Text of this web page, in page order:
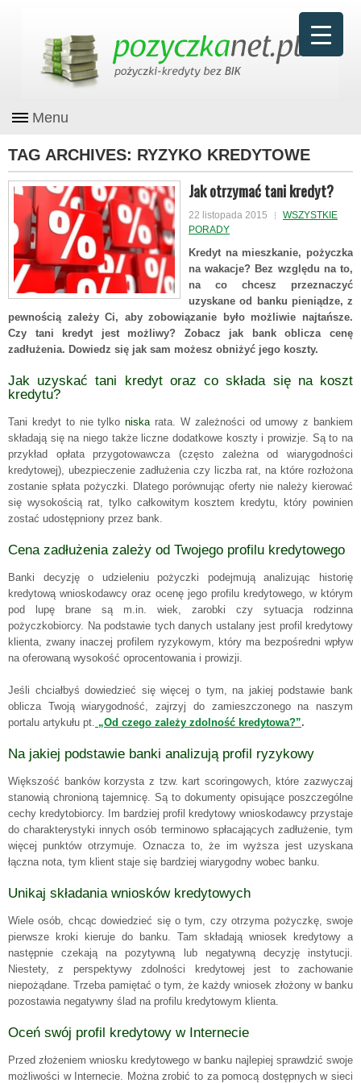
Menu
TAG ARCHIVES: RYZYKO KREDYTOWE
Jak otrzymać tani kredyt?
22 listopada 2015
WSZYSTKIE
PORADY
Kredyt na mieszkanie, pożyczka
na wakacje? Bez względu na to,
na co chcesz przeznaczyć
uzyskane od banku pieniądze, z
pewnością zależy Ci, aby zobowiązanie było możliwie najtańsze.
Czy tani kredyt jest możliwy? Zobacz jak bank oblicza cenę
zadłużenia. Dowiedz się jak sam możesz obniżyć jego koszty.
Jak uzyskać tani kredyt oraz co składa się na koszt
kredytu?
Tani kredyt to nie tylkoniskarata. W zależności od umowy z bankiem
składają się na niego także liczne dodatkowe koszty i prowizje. Są to na
przykład opłata przygotowawcza (często zależna od wiarygodności
kredytowej), ubezpieczenie zadłużenia czy liczba rat, na które rozłożona
zostanie spłata pożyczki. Dlatego porównując oferty nie należy kierować
się wysokością rat, tylko całkowitym kosztem kredytu, który powinien
zostać udostępniony przez bank.
Cena zadłużenia zależy od Twojego profilu kredytowego
Banki decyzję o udzieleniu pożyczki podejmują analizując historię
kredytową wnioskodawcy oraz ocenę jego profilu kredytowego, w którym
pod lupę brane są m.in. wiek, zarobki czy sytuacja rodzinna
pożyczkobiorcy. Na podstawie tych danych ustalany jest profil kredytowy
klienta, zwany inaczej profilem ryzykowym, który ma bezpośredni wpływ
na oferowaną wysokość oprocentowania i prowizji.
Jeśli chciałbyś dowiedzieć się więcej o tym, na jakiej podstawie bank
oblicza Twoją wiarygodność, zajrzyj do zamieszczonego na naszym
portalu artykułu pt. „Od czego zależy zdolność kredytowa?”.
Na jakiej podstawie banki analizują profil ryzykowy
Większość banków korzysta z tzw. kart scoringowych, które zazwyczaj
stanowią chronioną tajemnicę. Są to dokumenty opisujące poszczególne
cechy kredytobiorcy. Im bardziej profil kredytowy wnioskodawcy przystaje
do charakterystyki innych osób terminowo spłacających zadłużenie, tym
więcej punktów otrzymuje. Oznacza to, że im wyższa jest uzyskana
łączna nota, tym klient staje się bardziej wiarygodny wobec banku.
Unikaj składania wniosków kredytowych
Wiele osób, chcąc dowiedzieć się o tym, czy otrzyma pożyczkę, swoje
pierwsze kroki kieruje do banku. Tam składają wniosek kredytowy a
następnie czekają na pozytywną lub negatywną decyzję instytucji.
Niestety, z perspektywy zdolności kredytowej jest to zachowanie
niepożądane. Trzeba pamiętać o tym, że każdy wniosek złożony w banku
pozostawia negatywny ślad na profilu kredytowym klienta.
Oceń swój profil kredytowy w Internecie
Przed złożeniem wniosku kredytowego w banku najlepiej sprawdzić swoje
możliwości w Internecie. Można zrobić to za pomocą dostępnych w sieci